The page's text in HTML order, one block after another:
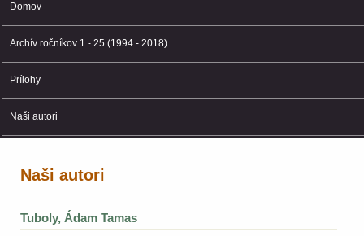
Domov
Archív ročníkov 1 - 25 (1994 - 2018)
Prílohy
Naši autori
Naši autori
Tuboly, Ádam Tamas